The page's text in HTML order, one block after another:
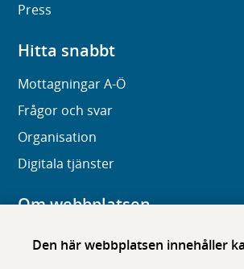
Den här webbplatsen innehåller
Press
Hitta snabbt
Mottagningar A-Ö
Frågor och svar
Organisation
Digitala tjänster
Om webbplatsen
Om karolinska.se